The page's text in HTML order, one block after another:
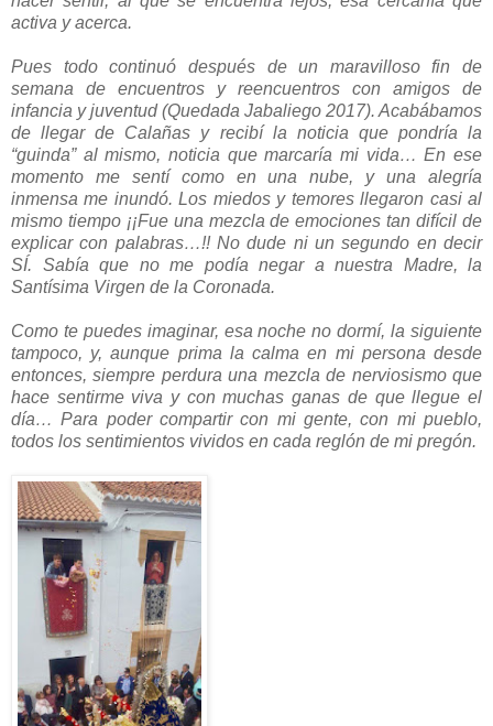
activa y acerca.
Pues todo continuó después de un maravilloso fin de
semana de encuentros y reencuentros con amigos de
infancia y juventud (Quedada Jabaliego 2017). Acabábamos
de llegar de Calañas y recibí la noticia que pondría la
“guinda” al mismo, noticia que marcaría mi vida… En ese
momento me sentí como en una nube, y una alegría
inmensa me inundó. Los miedos y temores llegaron casi al
mismo tiempo ¡¡Fue una mezcla de emociones tan difícil de
explicar con palabras…!! No dude ni un segundo en decir
SÍ. Sabía que no me podía negar a nuestra Madre, la
Santísima Virgen de la Coronada.
Como te puedes imaginar, esa noche no dormí, la siguiente
tampoco, y, aunque prima la calma en mi persona desde
entonces, siempre perdura una mezcla de nerviosismo que
hace sentirme viva y con muchas ganas de que llegue el
día… Para poder compartir con mi gente, con mi pueblo,
todos los sentimientos vividos en cada reglón de mi pregón.